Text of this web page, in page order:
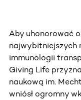
Aby uhonorować
najwybitniejszych
immunologii
Giving Life
naukową im.
wniósł ogromny